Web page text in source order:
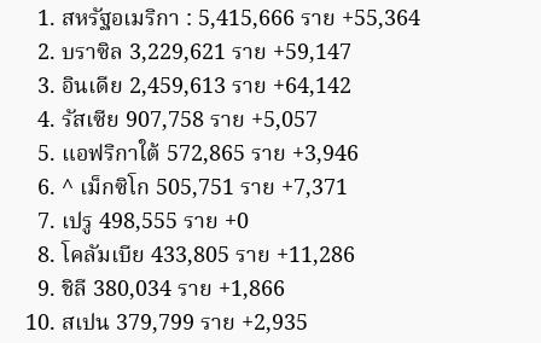
สหรัฐอเมริกา : 5,415,666 ราย +55,364
บราซิล 3,229,621 ราย +59,147
อินเดีย 2,459,613 ราย +64,142
รัสเซีย 907,758 ราย +5,057
แอฟริกาใต้ 572,865 ราย +3,946
^ เม็กซิโก 505,751 ราย +7,371
เปรู 498,555 ราย +0
โคลัมเบีย 433,805 ราย +11,286
ชิลี 380,034 ราย +1,866
สเปน 379,799 ราย +2,935